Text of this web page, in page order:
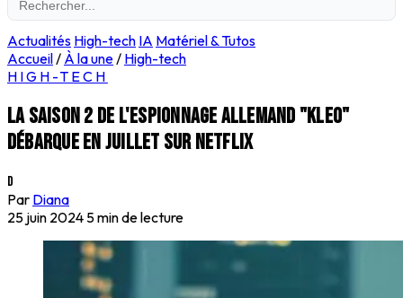
Actualités High-tech IA Matériel & Tutos
Accueil/ À la une/ High-tech
HIGH-TECH
La saison 2 de l'espionnage allemand "Kleo"
débarque en juillet sur Netflix
D
Par Diana
25 juin 2024 5 min de lecture